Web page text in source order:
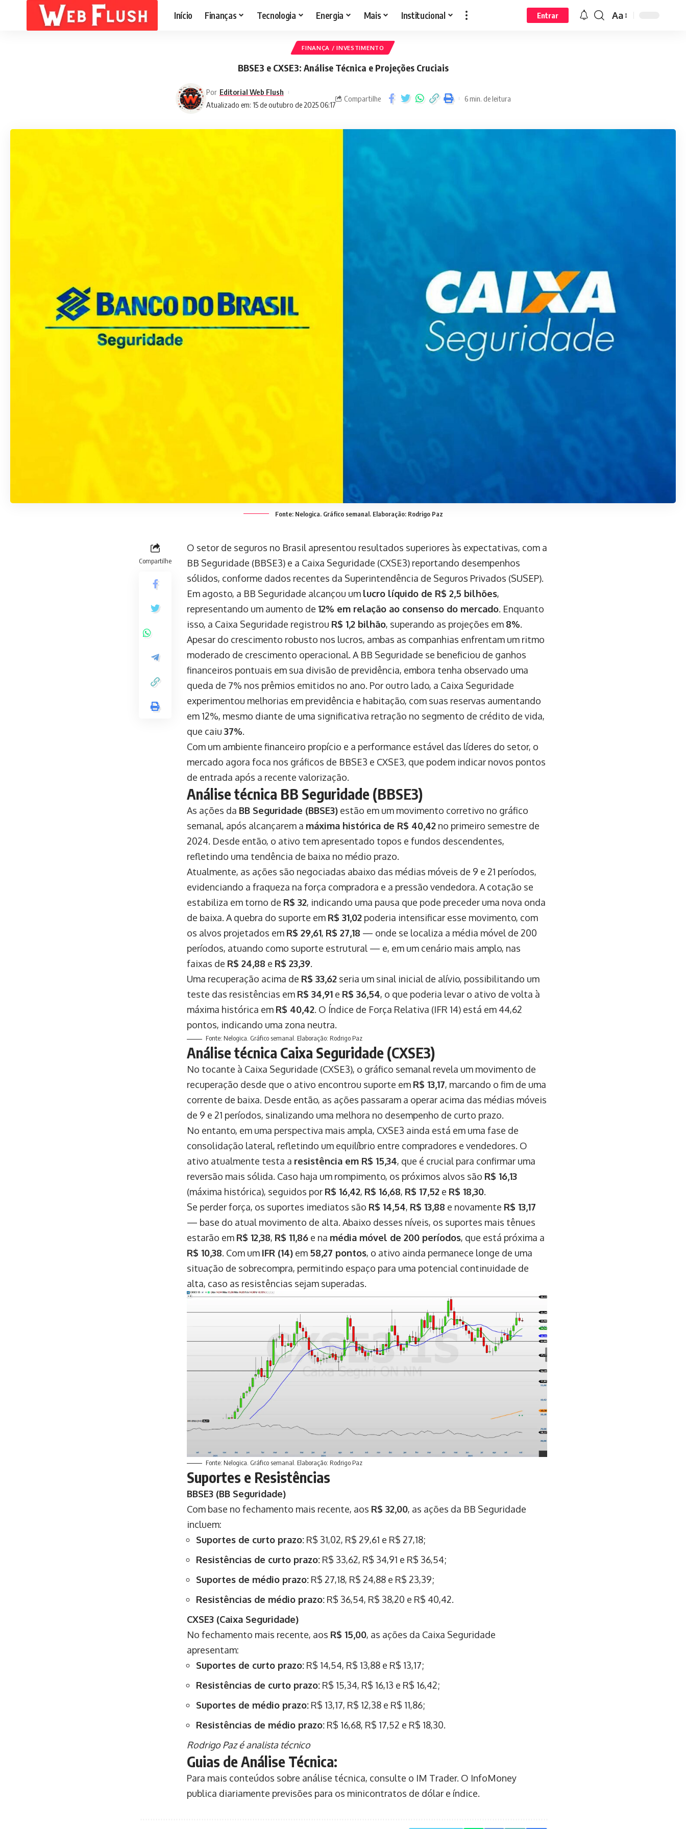
Início Finanças Tecnologia Energia Mais Institucional Entrar Aa
FINANÇA / INVESTIMENTO
BBSE3 e CXSE3: Análise Técnica e Projeções Cruciais
Atualizado em: 15 de outubro de 2025 06:17
Por Editorial Web Flush
Compartilhe 6 min. de leitura
Fonte: Nelogica. Gráfico semanal. Elaboração: Rodrigo Paz
Compartilhe
O setor de seguros no Brasil apresentou resultados superiores às expectativas, com a
BB Seguridade (BBSE3) e a Caixa Seguridade (CXSE3) reportando desempenhos
sólidos, conforme dados recentes da Superintendência de Seguros Privados (SUSEP).
Em agosto, a BB Seguridade alcançou um lucro líquido de R$ 2,5 bilhões,
representando um aumento de 12% em relação ao consenso do mercado. Enquanto
isso, a Caixa Seguridade registrou R$ 1,2 bilhão, superando as projeções em 8%.
Apesar do crescimento robusto nos lucros, ambas as companhias enfrentam um ritmo
moderado de crescimento operacional. A BB Seguridade se beneficiou de ganhos
financeiros pontuais em sua divisão de previdência, embora tenha observado uma
queda de 7% nos prêmios emitidos no ano. Por outro lado, a Caixa Seguridade
experimentou melhorias em previdência e habitação, com suas reservas aumentando
em 12%, mesmo diante de uma significativa retração no segmento de crédito de vida,
que caiu 37%.
Com um ambiente financeiro propício e a performance estável das líderes do setor, o
mercado agora foca nos gráficos de BBSE3 e CXSE3, que podem indicar novos pontos
de entrada após a recente valorização.
Análise técnica BB Seguridade (BBSE3)
As ações da BB Seguridade (BBSE3) estão em um movimento corretivo no gráfico
semanal, após alcançarem a máxima histórica de R$ 40,42 no primeiro semestre de
2024. Desde então, o ativo tem apresentado topos e fundos descendentes,
refletindo uma tendência de baixa no médio prazo.
Atualmente, as ações são negociadas abaixo das médias móveis de 9 e 21 períodos,
evidenciando a fraqueza na força compradora e a pressão vendedora. A cotação se
estabiliza em torno de R$ 32, indicando uma pausa que pode preceder uma nova onda
de baixa. A quebra do suporte em R$ 31,02 poderia intensificar esse movimento, com
os alvos projetados em R$ 29,61, R$ 27,18 — onde se localiza a média móvel de 200
períodos, atuando como suporte estrutural — e, em um cenário mais amplo, nas
faixas de R$ 24,88 e R$ 23,39.
Uma recuperação acima de R$ 33,62 seria um sinal inicial de alívio, possibilitando um
teste das resistências em R$ 34,91 e R$ 36,54, o que poderia levar o ativo de volta à
máxima histórica em R$ 40,42. O Índice de Força Relativa (IFR 14) está em 44,62
pontos, indicando uma zona neutra.
Fonte: Nelogica. Gráfico semanal. Elaboração: Rodrigo Paz
Análise técnica Caixa Seguridade (CXSE3)
No tocante à Caixa Seguridade (CXSE3), o gráfico semanal revela um movimento de
recuperação desde que o ativo encontrou suporte em R$ 13,17, marcando o fim de uma
corrente de baixa. Desde então, as ações passaram a operar acima das médias móveis
de 9 e 21 períodos, sinalizando uma melhora no desempenho de curto prazo.
No entanto, em uma perspectiva mais ampla, CXSE3 ainda está em uma fase de
consolidação lateral, refletindo um equilíbrio entre compradores e vendedores. O
ativo atualmente testa a resistência em R$ 15,34, que é crucial para confirmar uma
reversão mais sólida. Caso haja um rompimento, os próximos alvos são R$ 16,13
(máxima histórica), seguidos por R$ 16,42, R$ 16,68, R$ 17,52 e R$ 18,30.
Se perder força, os suportes imediatos são R$ 14,54, R$ 13,88 e novamente R$ 13,17
— base do atual movimento de alta. Abaixo desses níveis, os suportes mais tênues
estarão em R$ 12,38, R$ 11,86 e na média móvel de 200 períodos, que está próxima a
R$ 10,38. Com um IFR (14) em 58,27 pontos, o ativo ainda permanece longe de uma
situação de sobrecompra, permitindo espaço para uma potencial continuidade de
alta, caso as resistências sejam superadas.
Fonte: Nelogica. Gráfico semanal. Elaboração: Rodrigo Paz
Suportes e Resistências
BBSE3 (BB Seguridade)
Com base no fechamento mais recente, aos R$ 32,00, as ações da BB Seguridade
incluem:
Suportes de curto prazo: R$ 31,02, R$ 29,61 e R$ 27,18;
Resistências de curto prazo: R$ 33,62, R$ 34,91 e R$ 36,54;
Suportes de médio prazo: R$ 27,18, R$ 24,88 e R$ 23,39;
Resistências de médio prazo: R$ 36,54, R$ 38,20 e R$ 40,42.
CXSE3 (Caixa Seguridade)
No fechamento mais recente, aos R$ 15,00, as ações da Caixa Seguridade
apresentam:
Suportes de curto prazo: R$ 14,54, R$ 13,88 e R$ 13,17;
Resistências de curto prazo: R$ 15,34, R$ 16,13 e R$ 16,42;
Suportes de médio prazo: R$ 13,17, R$ 12,38 e R$ 11,86;
Resistências de médio prazo: R$ 16,68, R$ 17,52 e R$ 18,30.
Rodrigo Paz é analista técnico
Guias de Análise Técnica:
Para mais conteúdos sobre análise técnica, consulte o IM Trader. O InfoMoney
publica diariamente previsões para os minicontratos de dólar e índice.